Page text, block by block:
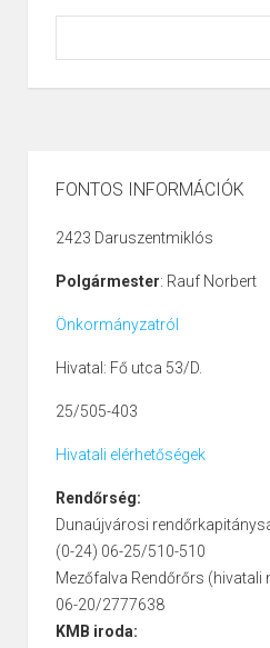
FONTOS INFORMÁCIÓK
2423 Daruszentmiklós
Polgármester: Rauf Norbert
Önkormányzatról
Hivatal: Fő utca 53/D.
25/505-403
Hivatali elérhetőségek
Rendőrség:
Dunaújvárosi
(0-24) 06-25/510-510
Mezőfalva Rendőrőrs (hivatali
06-20/2777638
KMB iroda: